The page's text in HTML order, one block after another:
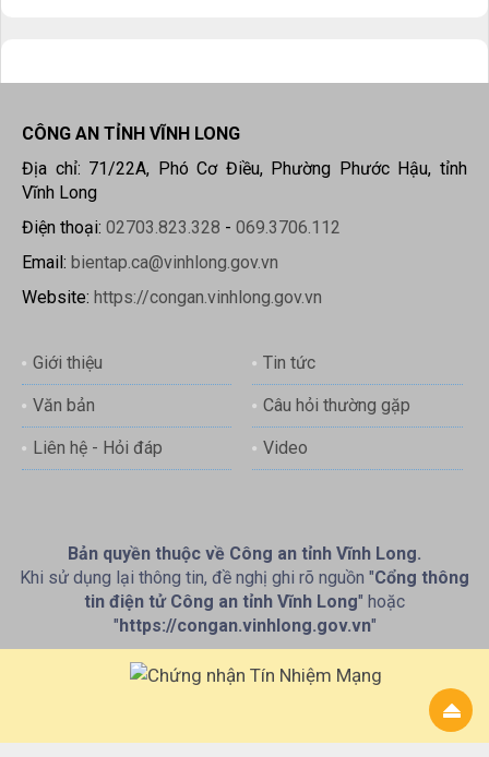
CÔNG AN TỈNH VĨNH LONG
Địa chỉ: 71/22A, Phó Cơ Điều, Phường Phước Hậu, tỉnh
Vĩnh Long
Điện thoại: 02703.823.328 - 069.3706.112
Email: bientap.ca@vinhlong.gov.vn
Website: https://congan.vinhlong.gov.vn
Giới thiệu Tin tức
Văn bản Câu hỏi thường gặp
Liên hệ - Hỏi đáp Video
Bản quyền thuộc về Công an tỉnh Vĩnh Long.
Khi sử dụng lại thông tin, đề nghị ghi rõ nguồn "Cổng thông
tin điện tử Công an tỉnh Vĩnh Long" hoặc
"https://congan.vinhlong.gov.vn"